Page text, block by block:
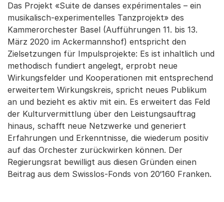
Das Projekt «Suite de danses expérimentales – ein
musikalisch-experimentelles Tanzprojekt» des
Kammerorchester Basel (Aufführungen 11. bis 13.
März 2020 im Ackermannshof) entspricht den
Zielsetzungen für Impulsprojekte: Es ist inhaltlich und
methodisch fundiert angelegt, erprobt neue
Wirkungsfelder und Kooperationen mit entsprechend
erweitertem Wirkungskreis, spricht neues Publikum
an und bezieht es aktiv mit ein. Es erweitert das Feld
der Kulturvermittlung über den Leistungsauftrag
hinaus, schafft neue Netzwerke und generiert
Erfahrungen und Erkenntnisse, die wiederum positiv
auf das Orchester zurückwirken können. Der
Regierungsrat bewilligt aus diesen Gründen einen
Beitrag aus dem Swisslos-Fonds von 20‘160 Franken.